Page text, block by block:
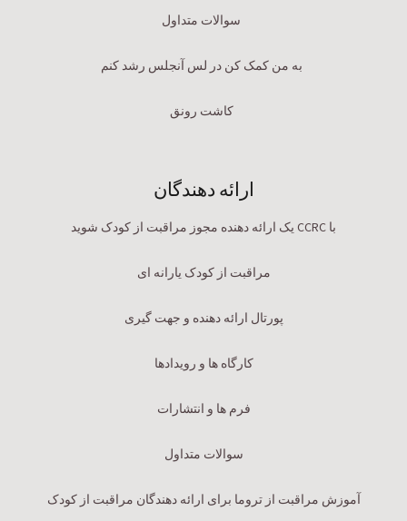
سوالات متداول
به من کمک کن در لس آنجلس رشد کنم
کاشت رونق
ارائه دهندگان
با CCRC یک ارائه دهنده مجوز مراقبت از کودک شوید
مراقبت از کودک یارانه ای
پورتال ارائه دهنده و جهت گیری
کارگاه ها و رویدادها
فرم ها و انتشارات
سوالات متداول
آموزش مراقبت از تروما برای ارائه دهندگان مراقبت از کودک